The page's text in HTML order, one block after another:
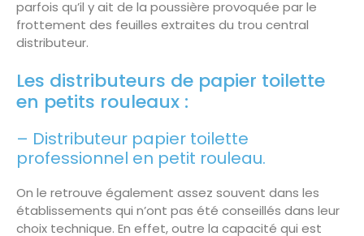
parfois qu’il y ait de la poussière provoquée par le
frottement des feuilles extraites du trou central
distributeur.
Les distributeurs de papier toilette
en petits rouleaux :
– Distributeur papier toilette
professionnel en petit rouleau.
On le retrouve également assez souvent dans les
établissements qui n’ont pas été conseillés dans leur
choix technique. En effet, outre la capacité qui est